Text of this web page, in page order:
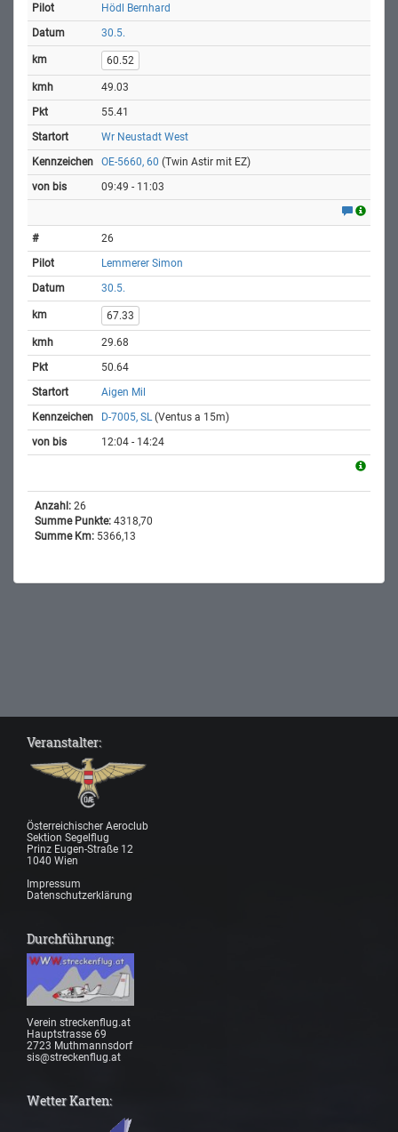
Hödl Bernhard
30.5.
60.52
49.03
55.41
Wr Neustadt West
OE-5660, 60 (Twin Astir mit EZ)
09:49 - 11:03
26
Lemmerer Simon
30.5.
67.33
29.68
50.64
Aigen Mil
D-7005, SL (Ventus a 15m)
12:04 - 14:24
Anzahl: 26
Summe Punkte: 4318,70
Summe Km: 5366,13
Veranstalter:
Österreichischer Aeroclub
Sektion Segelflug
Prinz Eugen-Straße 12
1040 Wien
Impressum
Datenschutzerklärung
Durchführung:
Verein streckenflug.at
Hauptstrasse 69
2723 Muthmannsdorf
sis@streckenflug.at
Wetter Karten: